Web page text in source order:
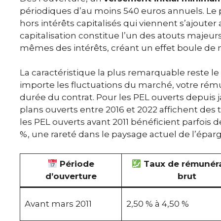
périodiques d’au moins 540 euros annuels.
hors intérêts capitalisés qui viennent
capitalisation constitue l’un des atouts
mêmes des intérêts, créant un effet boule de
La caractéristique la plus remarquable reste le
importe les fluctuations du marché, votre
durée du contrat. Pour les PEL ouverts depuis
plans ouverts entre 2016 et 2022 affichent des
les PEL ouverts avant 2011 bénéficient
%, une rareté dans le paysage actuel de
Période
d’ouverture
Taux de
brut
Avant mars 2011 2,50 % à 4,50 %